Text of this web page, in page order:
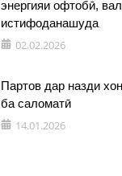
энергияи офтобӣ,
истифоданашуда
02.02.2026
Партов дар назди
ба саломатӣ
14.01.2026